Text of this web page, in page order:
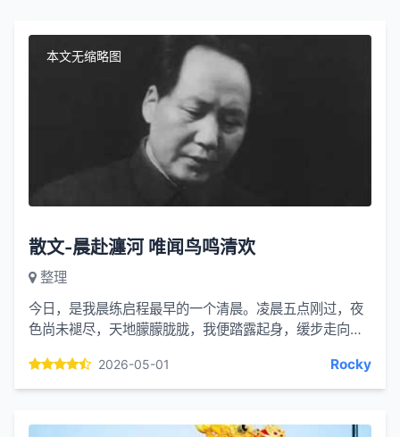
本文无缩略图
散文-晨赴瀍河 唯闻鸟鸣清欢
整理
今日，是我晨练启程最早的一个清晨。凌晨五点刚过，夜
色尚未褪尽，天地朦朦胧胧，我便踏露起身，缓步走向洛
一字藏一城烟...2026-05-01 Rocky